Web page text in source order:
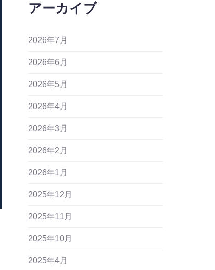
アーカイブ
2026年7月
2026年6月
2026年5月
2026年4月
2026年3月
2026年2月
2026年1月
2025年12月
2025年11月
2025年10月
2025年4月